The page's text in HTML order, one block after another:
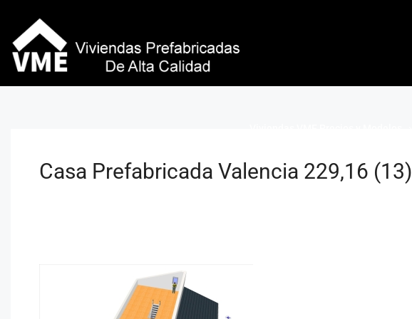
Casa Prefabricada Valencia 229,16 (13)